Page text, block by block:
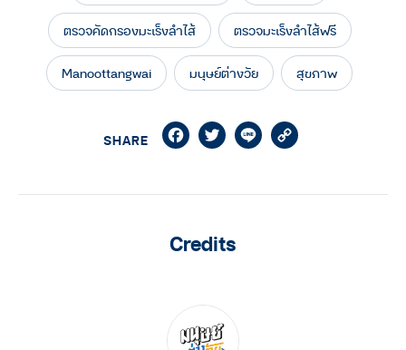
ตรวจคัดกรองมะเร็งลำไส้ ตรวจมะเร็งลำไส้ฟรี
Manoottangwai มนุษย์ต่างวัย สุขภาพ
SHARE FacebookTwitterLine
Credits